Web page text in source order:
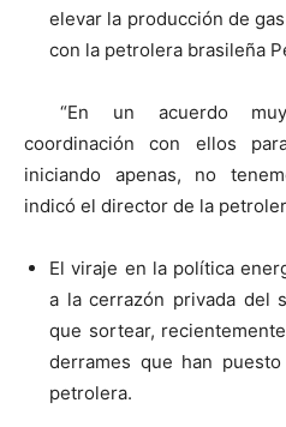
elevar la producción de
con la petrolera brasileña
“En un acuerdo
coordinación con ellos
iniciando apenas, no
indicó el director de la
El viraje en la política
a la cerrazón privada del
que sortear,
derrames que han
petrolera.